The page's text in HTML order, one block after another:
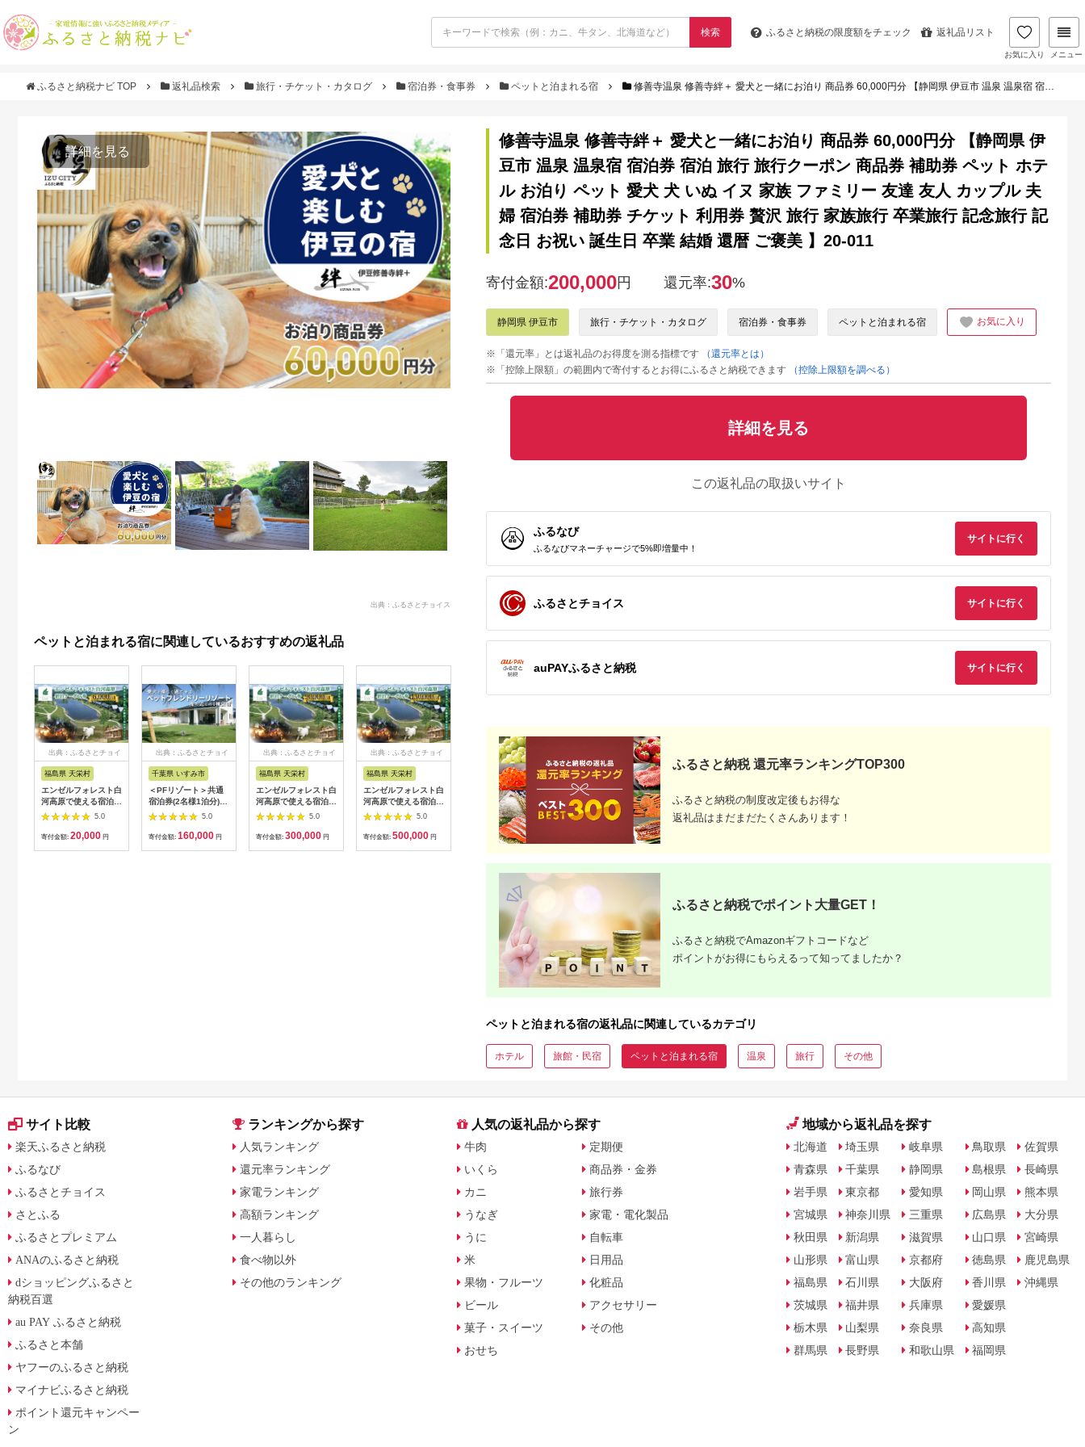
検索 ふるさと納税の限度額をチェック 返礼品リスト
お気に入り メニュー
ふるさと納税ナビ TOP 返礼品検索 旅行・チケット・カタログ 宿泊券・食事券 ペットと泊まれる宿 修善寺温泉 修善寺絆＋ 愛犬と一緒にお泊り 商品券 60,000円分 【静岡県 伊豆市 温泉 温泉宿 宿泊券 宿泊 旅行 旅行クーポン 商品券 補助券 ペット ホテル お泊り ペット 愛犬 犬 いぬ イヌ 家族 ファミリー 友達 友人 カップル 夫婦 宿泊券 補助券 チケット 利用券 贅沢 旅行 家族旅行 卒業旅行 記念旅行 記念日 お祝い 誕生日 卒業 結婚 還暦 ご褒美 】20-011
詳細を見る
出典：ふるさとチョイス
ペットと泊まれる宿に関連しているおすすめの返礼品
出典：ふるさとチョイ
福島県 天栄村
エンゼルフォレスト白
河高原で使える宿泊ク
ーポン券（6,000円相
当） F21T-095
5.0
寄付金額: 20,000 円
出典：ふるさとチョイ
千葉県 いすみ市
＜PFリゾート＞共通
宿泊券(2名様1泊分)1
棟貸切 愛犬と泊まれ
る海辺の別荘
【1388922】
5.0
寄付金額: 160,000 円
出典：ふるさとチョイ
福島県 天栄村
エンゼルフォレスト白
河高原で使える宿泊ク
ーポン券（90000円相
当） F21T-101
5.0
寄付金額: 300,000 円
出典：ふるさとチョイ
福島県 天栄村
エンゼルフォレスト白
河高原で使える宿泊ク
ーポン券（150000円
相当） F21T-102
5.0
寄付金額: 500,000 円
出典：ふるさとチョイ
ス
福島県 天栄村
エンゼルフォレスト白
河高原で使える宿泊ク
ーポン券（30000円相
当） F21T-099
5.0
寄付金額:100,000
出典：ふるさとチョイ
ス
山梨県 山中湖村
夢のドッグリゾート
Woof 3F富士山ビュー
ペア宿泊券
4.5
135,000円
ス
千葉県 いすみ市
宿泊補助券(15,000円
分)1棟貸切 愛犬と泊
まれる海辺の別荘
4.0
ス
CARO FORESTA ペ
ア宿泊券
4.0
修善寺温泉 修善寺絆＋ 愛犬と一緒にお泊り 商品券 60,000円分 【静岡県 伊
豆市 温泉 温泉宿 宿泊券 宿泊 旅行 旅行クーポン 商品券 補助券 ペット ホテ
ル お泊り ペット 愛犬 犬 いぬ イヌ 家族 ファミリー 友達 友人 カップル 夫
婦 宿泊券 補助券 チケット 利用券 贅沢 旅行 家族旅行 卒業旅行 記念旅行 記
念日 お祝い 誕生日 卒業 結婚 還暦 ご褒美 】20-011
寄付金額:200,000円 還元率:30%
静岡県 伊豆市 旅行・チケット・カタログ 宿泊券・食事券 ペットと泊まれる宿 お気に入り
※「還元率」とは返礼品のお得度を測る指標です
（還元率とは）
※「控除上限額」の範囲内で寄付するとお得にふるさと納税できます
（控除上限額を調べる）
詳細を見る
この返礼品の取扱いサイト
ふるなび
ふるなびマネーチャージで5%即増量中！
サイトに行く
ふるさとチョイス サイトに行く
auPAYふるさと納税 サイトに行く
ふるさと納税 還元率ランキングTOP300
ふるさと納税の制度改定後もお得な
返礼品はまだまだたくさんあります！
ふるさと納税でポイント大量GET！
ふるさと納税でAmazonギフトコードなど
ポイントがお得にもらえるって知ってましたか？
ペットと泊まれる宿の返礼品に関連しているカテゴリ
ホテル 旅館・民宿 ペットと泊まれる宿 温泉 旅行 その他
サイト比較
楽天ふるさと納税
ふるなび
ふるさとチョイス
さとふる
ふるさとプレミアム
ANAのふるさと納税
dショッピングふるさと
納税百選
au PAY ふるさと納税
ふるさと本舗
ヤフーのふるさと納税
マイナビふるさと納税
ポイント還元キャンペー
ン
ランキングから探す
人気ランキング
還元率ランキング
家電ランキング
高額ランキング
一人暮らし
食べ物以外
その他のランキング
人気の返礼品から探す
牛肉
いくら
カニ
うなぎ
うに
米
果物・フルーツ
ビール
菓子・スイーツ
おせち
定期便
商品券・金券
旅行券
家電・電化製品
自転車
日用品
化粧品
アクセサリー
その他
地域から返礼品を探す
北海道
青森県
岩手県
宮城県
秋田県
山形県
福島県
茨城県
栃木県
群馬県
埼玉県
千葉県
東京都
神奈川県
新潟県
富山県
石川県
福井県
山梨県
長野県
岐阜県
静岡県
愛知県
三重県
滋賀県
京都府
大阪府
兵庫県
奈良県
和歌山県
鳥取県
島根県
岡山県
広島県
山口県
徳島県
香川県
愛媛県
高知県
福岡県
佐賀県
長崎県
熊本県
大分県
宮崎県
鹿児島県
沖縄県